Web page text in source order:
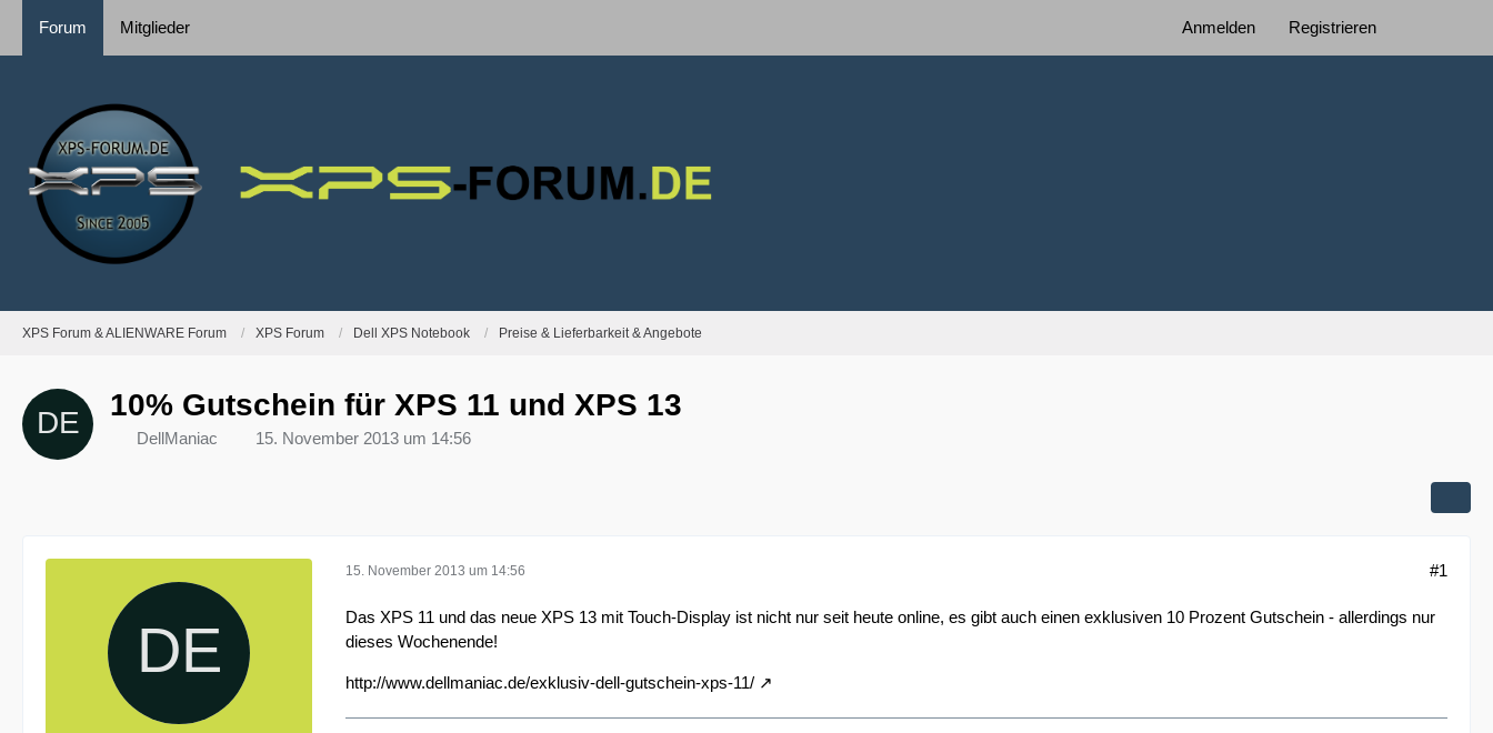
Forum Mitglieder Anmelden Registrieren
XPS Forum & ALIENWARE Forum XPS Forum Dell XPS Notebook Preise & Lieferbarkeit & Angebote
10% Gutschein für XPS 11 und XPS 13
DellManiac 15. November 2013 um 14:56
15. November 2013 um 14:56 #1
Das XPS 11 und das neue XPS 13 mit Touch-Display ist nicht nur seit heute online, es gibt auch einen exklusiven 10 Prozent Gutschein - allerdings nur
dieses Wochenende!
http://www.dellmaniac.de/exklusiv-dell-gutschein-xps-11/